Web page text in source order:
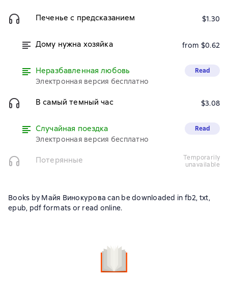
Печенье с предсказанием $1.30
Дому нужна хозяйка from $0.62
Неразбавленная любовь
Электронная версия бесплатно
Read
В самый темный час $3.08
Случайная поездка
Электронная версия бесплатно
Read
Потерянные
temporarily
unavailable
Books by Майя Винокурова can be downloaded in fb2, txt,
epub, pdf formats or read online.